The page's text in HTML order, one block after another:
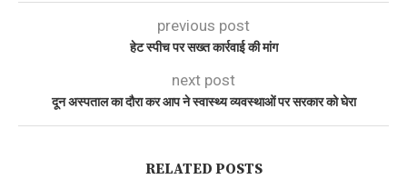
previous post
हेट स्पीच पर सख्त कार्रवाई की मांग
next post
दून अस्पताल का दौरा कर आप ने स्वास्थ्य व्यवस्थाओं पर सरकार को घेरा
RELATED POSTS